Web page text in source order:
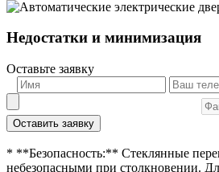
Недостатки и минимизация
Оставьте заявку
Оставить заявку
* **Безопасность:** Стеклянные
небезопасными при столкновении.